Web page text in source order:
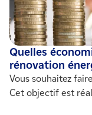
Quelles
rénovation
Vous souhaitez
Cet objectif est